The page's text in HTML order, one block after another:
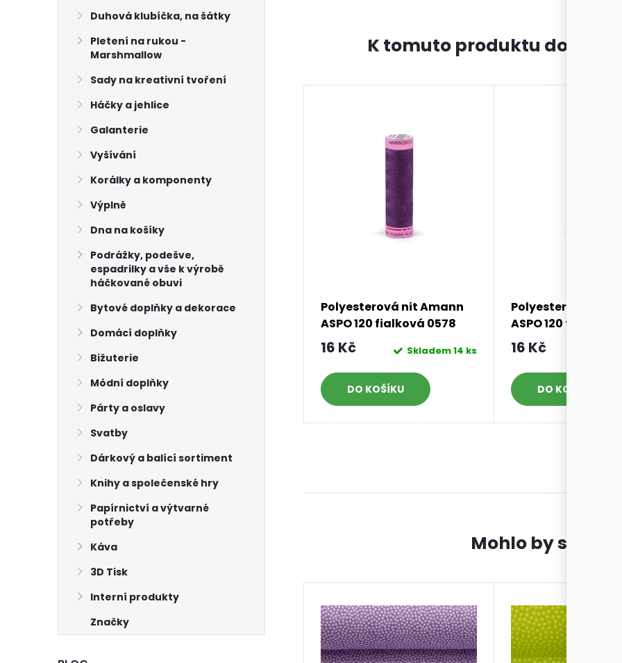
Duhová klubíčka, na šátky
Pletení na rukou -
Marshmallow
Sady na kreativní tvoření
Háčky a jehlice
Galanterie
Vyšívání
Korálky a komponenty
Výplně
Dna na košíky
Podrážky, podešve,
espadrilky a vše k výrobě
háčkované obuvi
Bytové doplňky a dekorace
Domácí doplňky
Bižuterie
Módní doplňky
Párty a oslavy
Svatby
Dárkový a balící sortiment
Knihy a společenské hry
Papírnictví a výtvarné
potřeby
Káva
3D Tisk
Interní produkty
Značky
K tomuto produktu
Polyesterová nit Amann
ASPO 120 fialková 0578
návin 100 m
16 Kč Skladem14 ks
DO KOŠÍKU
Polyesterová nit
ASPO 120 fialová
návin 100 m
16 Kč
DO KOŠÍKU